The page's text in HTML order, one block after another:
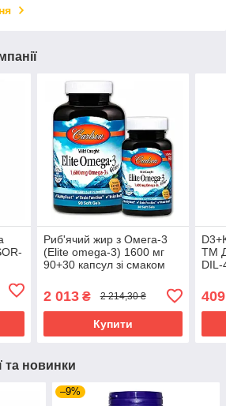
Риб'ячий жир з Oмега-3
(Elite omega-3) 1600 мг
90+30 капсул зі смаком
2 013₴ 2 214,30 ₴
Купити
ТМ
DIL-
409
та новинки
–9%